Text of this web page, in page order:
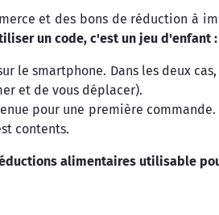
et des bons de réduction à
un code, c'est un jeu d'enfant :
le smartphone. Dans les deux
et de vous déplacer).
pour une première
contents.
alimentaires utilisable